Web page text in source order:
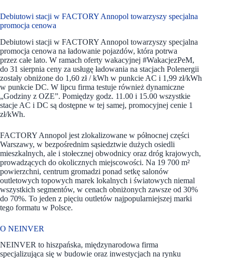
Debiutowi stacji w FACTORY Annopol towarzyszy specjalna
promocja cenowa
Debiutowi stacji w FACTORY Annopol towarzyszy specjalna
promocja cenowa na ładowanie pojazdów, która potrwa
przez całe lato. W ramach oferty wakacyjnej #WakacjezPeM,
do 31 sierpnia ceny za usługę ładowania na stacjach Polenergii
zostały obniżone do 1,60 zł / kWh w punkcie AC i 1,99 zł/kWh
w punkcie DC. W lipcu firma testuje również dynamiczne
„Godziny z OZE”. Pomiędzy godz. 11.00 i 15.00 wszystkie
stacje AC i DC są dostępne w tej samej, promocyjnej cenie 1
zł/kWh.
FACTORY Annopol jest zlokalizowane w północnej części
Warszawy, w bezpośrednim sąsiedztwie dużych osiedli
mieszkalnych, ale i stołecznej obwodnicy oraz dróg krajowych,
prowadzących do okolicznych miejscowości. Na 19 700 m²
powierzchni, centrum gromadzi ponad setkę salonów
outletowych topowych marek lokalnych i światowych niemal
wszystkich segmentów, w cenach obniżonych zawsze od 30%
do 70%. To jeden z pięciu outletów najpopularniejszej marki
tego formatu w Polsce.
O NEINVER
NEINVER to hiszpańska, międzynarodowa firma
specjalizująca się w budowie oraz inwestycjach na rynku